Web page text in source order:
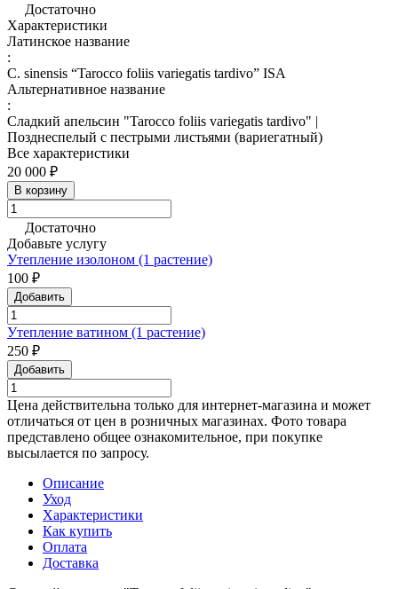
Достаточно
Характеристики
Латинское название
:
C. sinensis “Tarocco foliis variegatis tardivo” ISA
Альтернативное название
:
Сладкий апельсин "Tarocco foliis variegatis tardivo" |
Позднеспелый с пестрыми листьями (вариегатный)
Все характеристики
20 000 ₽
В корзину
Достаточно
Добавьте услугу
Утепление изолоном (1 растение)
100 ₽
Добавить
Утепление ватином (1 растение)
250 ₽
Добавить
Цена действительна только для интернет-магазина и может
отличаться от цен в розничных магазинах. Фото товара
представлено общее ознакомительное, при покупке
высылается по запросу.
Описание
Уход
Характеристики
Как купить
Оплата
Доставка